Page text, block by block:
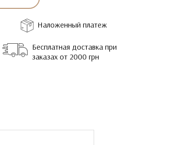
Наложенный платеж
Бесплатная доставка при
заказах от 2000 грн